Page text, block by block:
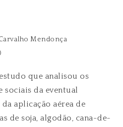
Mendonça
que analisou os
sociais da eventual
aplicação aérea de
de soja, algodão, cana-de-